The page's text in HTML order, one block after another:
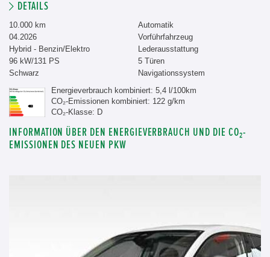
DETAILS
10.000 km
04.2026
Hybrid - Benzin/Elektro
96 kW/131 PS
Schwarz
Automatik
Vorführfahrzeug
Lederausstattung
5 Türen
Navigationssystem
Energieverbrauch kombiniert: 5,4 l/100km
CO₂-Emissionen kombiniert: 122 g/km
CO₂-Klasse: D
INFORMATION ÜBER DEN ENERGIEVERBRAUCH UND DIE CO₂-
EMISSIONEN DES NEUEN PKW